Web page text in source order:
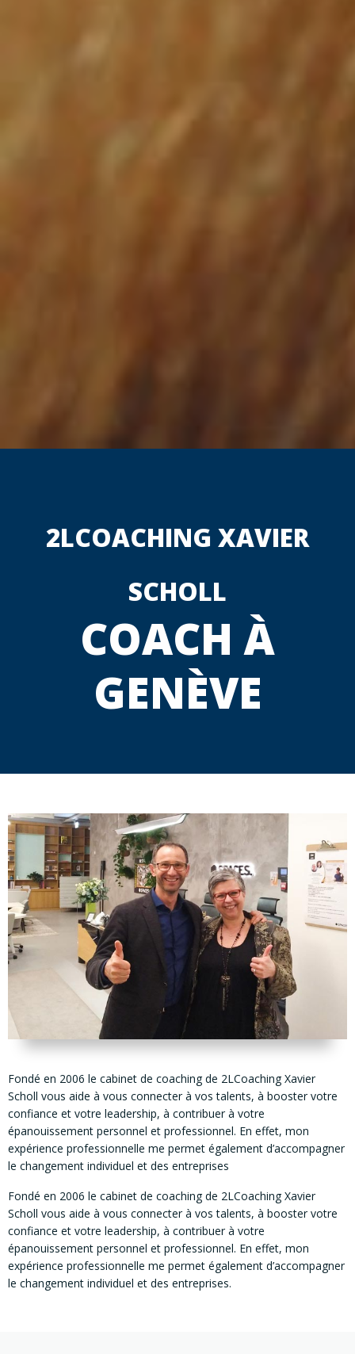
2LCOACHING XAVIER
SCHOLL
COACH À
GENÈVE
Fondé en 2006 le cabinet de coaching de 2LCoaching Xavier
Scholl vous aide à vous connecter à vos talents, à booster votre
confiance et votre leadership, à contribuer à votre
épanouissement personnel et professionnel. En effet, mon
expérience professionnelle me permet également d’accompagner
le changement individuel et des entreprises
Fondé en 2006 le cabinet de coaching de 2LCoaching Xavier
Scholl vous aide à vous connecter à vos talents, à booster votre
confiance et votre leadership, à contribuer à votre
épanouissement personnel et professionnel. En effet, mon
expérience professionnelle me permet également d’accompagner
le changement individuel et des entreprises.